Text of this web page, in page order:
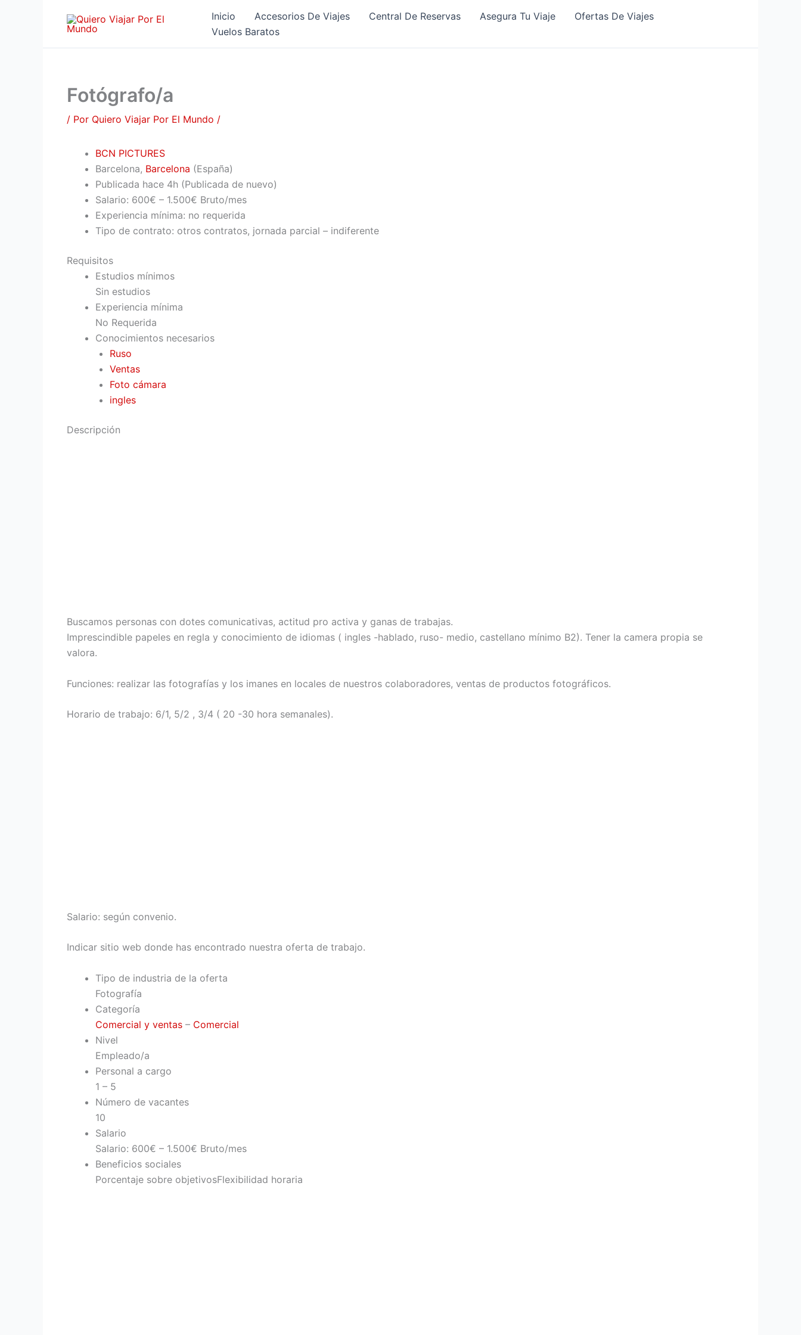
Inicio Accesorios De Viajes Central De Reservas Asegura Tu Viaje
Ofertas De Viajes
Vuelos Baratos
Fotógrafo/a
/ Por Quiero Viajar Por El Mundo /
BCN PICTURES
Barcelona, Barcelona (España)
Publicada hace 4h (Publicada de nuevo)
Salario: 600€ – 1.500€ Bruto/mes
Experiencia mínima: no requerida
Tipo de contrato: otros contratos, jornada parcial – indiferente
Requisitos
Estudios mínimos
Sin estudios
Experiencia mínima
No Requerida
Conocimientos necesarios
Ruso
Ventas
Foto cámara
ingles
Descripción
Buscamos personas con dotes comunicativas, actitud pro activa y ganas de trabajas.
Imprescindible papeles en regla y conocimiento de idiomas ( ingles -hablado, ruso- medio, castellano mínimo B2). Tener la camera propia se
valora.
Funciones: realizar las fotografías y los imanes en locales de nuestros colaboradores, ventas de productos fotográficos.
Horario de trabajo: 6/1, 5/2 , 3/4 ( 20 -30 hora semanales).
Salario: según convenio.
Indicar sitio web donde has encontrado nuestra oferta de trabajo.
Tipo de industria de la oferta
Fotografía
Categoría
Comercial y ventas – Comercial
Nivel
Empleado/a
Personal a cargo
1 – 5
Número de vacantes
10
Salario
Salario: 600€ – 1.500€ Bruto/mes
Beneficios sociales
Porcentaje sobre objetivosFlexibilidad horaria